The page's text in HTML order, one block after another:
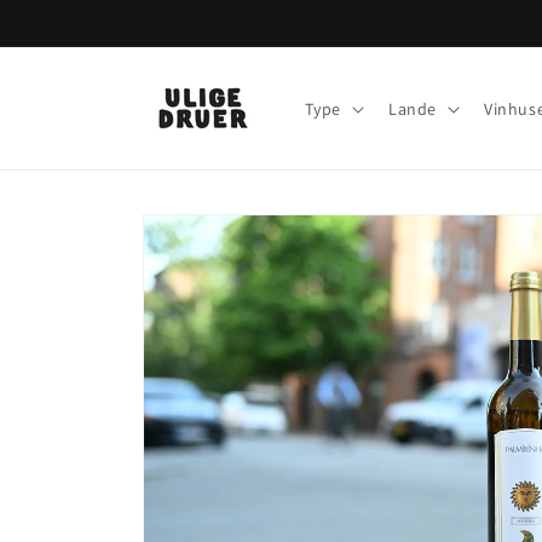
Type Lande
Gå til
produktoplysninger